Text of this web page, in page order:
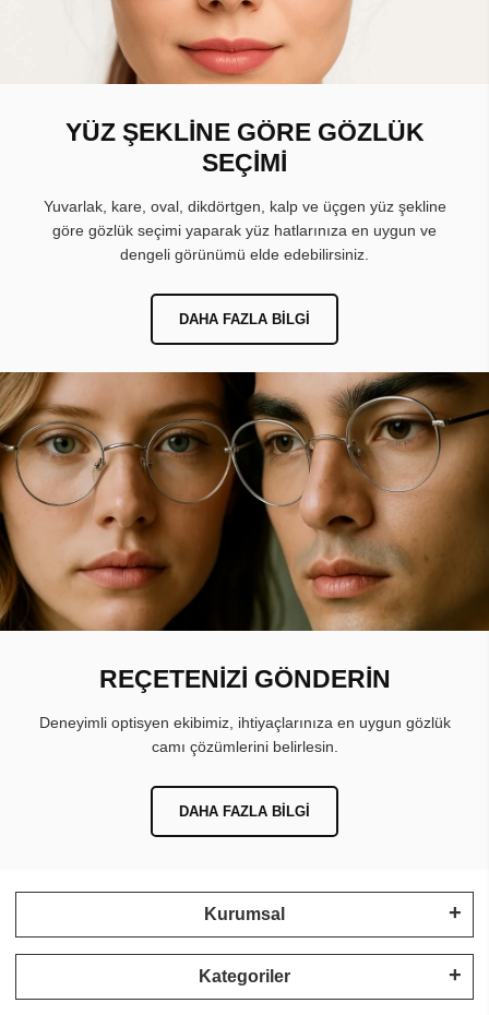
YÜZ ŞEKLİNE GÖRE GÖZLÜK
SEÇİMİ
Yuvarlak, kare, oval, dikdörtgen, kalp ve üçgen yüz şekline
göre gözlük seçimi yaparak yüz hatlarınıza en uygun ve
dengeli görünümü elde edebilirsiniz.
DAHA FAZLA BILGI
REÇETENİZİ GÖNDERİN
Deneyimli optisyen ekibimiz, ihtiyaçlarınıza en uygun gözlük
camı çözümlerini belirlesin.
DAHA FAZLA BILGI
Kurumsal
Kategoriler